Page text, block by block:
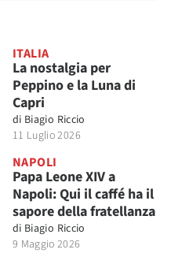
ITALIA
La nostalgia per
Peppino e la Luna di
Capri
di Biagio Riccio
11 Luglio 2026
NAPOLI
Papa Leone XIV a
Napoli: Qui il caffé ha il
sapore della fratellanza
di Biagio Riccio
9 Maggio 2026